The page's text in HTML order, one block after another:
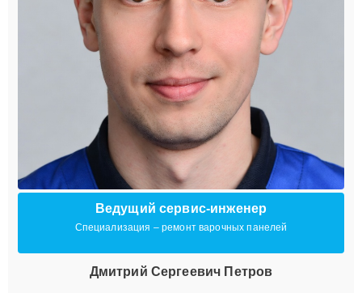
Ведущий сервис-инженер
Специализация – ремонт варочных панелей
Дмитрий Сергеевич Петров